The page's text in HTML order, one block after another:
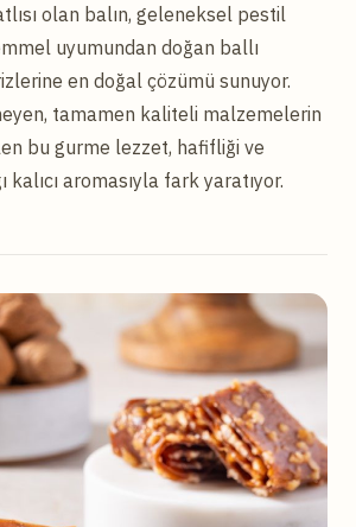
olan balın, geleneksel pestil
uyumundan doğan ballı
en doğal çözümü sunuyor.
tamamen kaliteli malzemelerin
bu gurme lezzet, hafifliği ve
kalıcı aromasıyla fark yaratıyor.